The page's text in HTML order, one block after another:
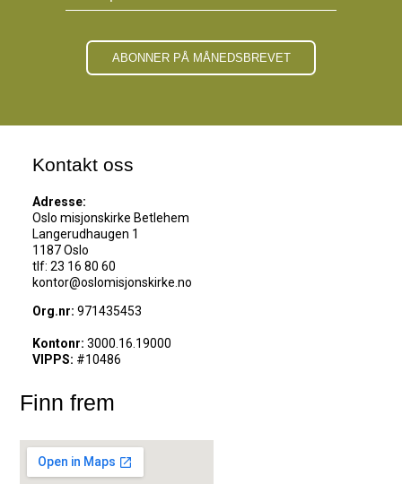
Kontakt oss
Adresse:
Oslo misjonskirke Betlehem
Langerudhaugen 1
1187 Oslo
tlf: 23 16 80 60
kontor@oslomisjonskirke.no
Org.nr:971435453
Kontonr:3000.16.19000
VIPPS: #10486
Finn frem